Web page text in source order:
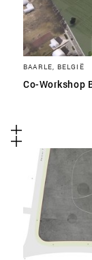
BAARLE, BELGIË
Co-Workshop